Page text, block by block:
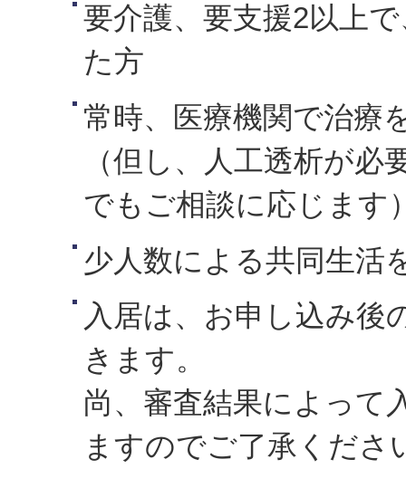
要介護、要支援2以上
た方
常時、医療機関で治療
（但し、人工透析が
でもご相談に応じます
少人数による共同生活
入居は、お申し込み後
きます。
尚、審査結果によって
ますのでご了承くださ